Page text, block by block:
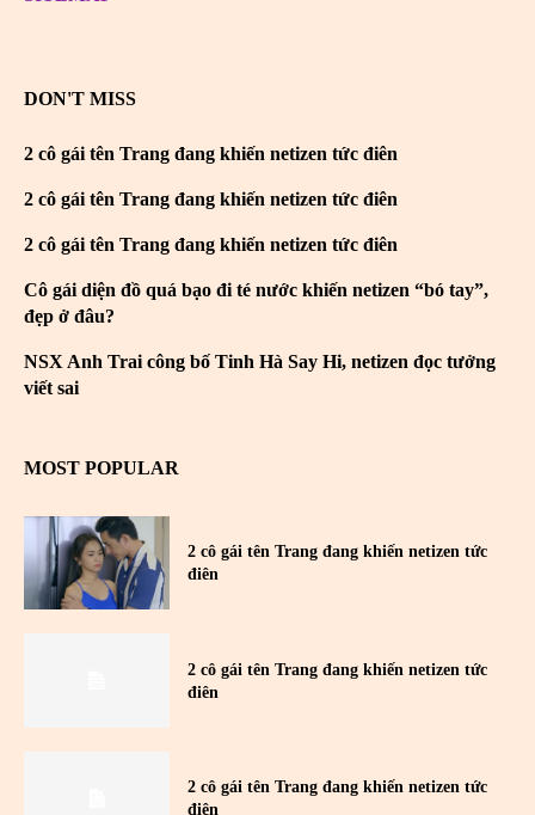
DON'T MISS
2 cô gái tên Trang đang khiến netizen tức điên
2 cô gái tên Trang đang khiến netizen tức điên
2 cô gái tên Trang đang khiến netizen tức điên
Cô gái diện đồ quá bạo đi té nước khiến netizen “bó tay”,
đẹp ở đâu?
NSX Anh Trai công bố Tinh Hà Say Hi, netizen đọc tưởng
viết sai
MOST POPULAR
2 cô gái tên Trang đang khiến netizen tức
điên
2 cô gái tên Trang đang khiến netizen tức
điên
2 cô gái tên Trang đang khiến netizen tức
điên